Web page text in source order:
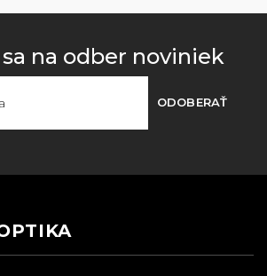
na odber noviniek
ODOBERAŤ